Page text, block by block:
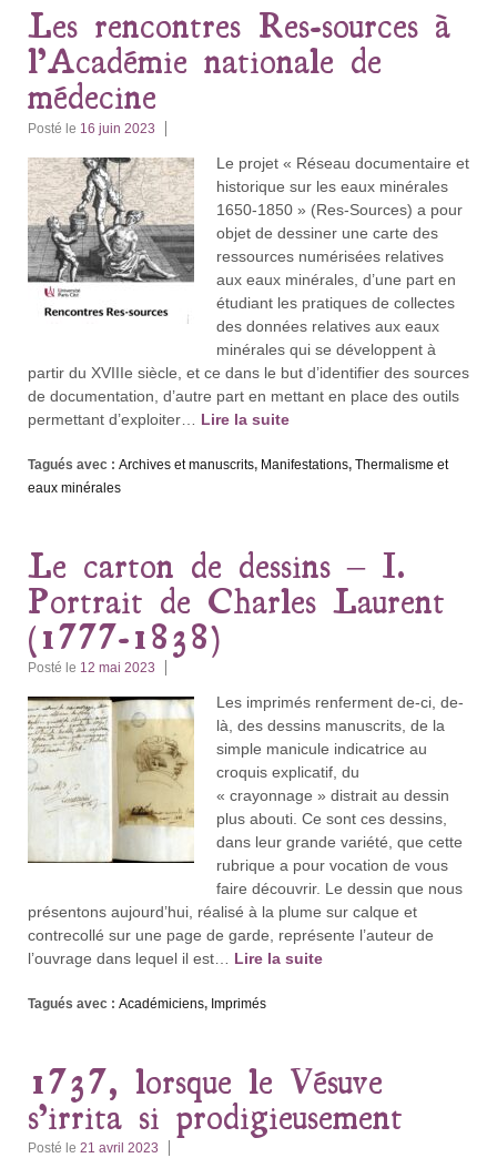
Les rencontres Res-sources à
l’Académie nationale de
médecine
Posté le 16 juin 2023
Le projet « Réseau documentaire et
historique sur les eaux minérales
1650-1850 » (Res-Sources) a pour
objet de dessiner une carte des
ressources numérisées relatives
aux eaux minérales, d’une part en
étudiant les pratiques de collectes
des données relatives aux eaux
minérales qui se développent à
partir du XVIIIe siècle, et ce dans le but d’identifier des sources
de documentation, d’autre part en mettant en place des outils
permettant d’exploiter… Lire la suite
Tagués avec : Archives et manuscrits, Manifestations, Thermalisme et
eaux minérales
Le carton de dessins – I.
Portrait de Charles Laurent
(1777-1838)
Posté le 12 mai 2023
Les imprimés renferment de-ci, de-
là, des dessins manuscrits, de la
simple manicule indicatrice au
croquis explicatif, du
« crayonnage » distrait au dessin
plus abouti. Ce sont ces dessins,
dans leur grande variété, que cette
rubrique a pour vocation de vous
faire découvrir. Le dessin que nous
présentons aujourd’hui, réalisé à la plume sur calque et
contrecollé sur une page de garde, représente l’auteur de
l’ouvrage dans lequel il est… Lire la suite
Tagués avec : Académiciens, Imprimés
1737, lorsque le Vésuve
s’irrita si prodigieusement
Posté le 21 avril 2023